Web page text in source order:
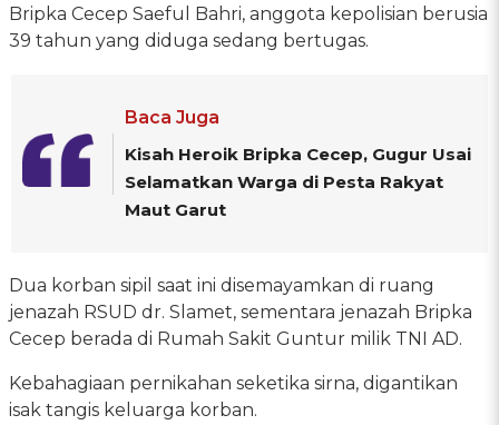
Bripka Cecep Saeful Bahri, anggota kepolisian berusia
39 tahun yang diduga sedang bertugas.
Baca Juga
Kisah Heroik Bripka Cecep, Gugur Usai
Selamatkan Warga di Pesta Rakyat
Maut Garut
Dua korban sipil saat ini disemayamkan di ruang
jenazah RSUD dr. Slamet, sementara jenazah Bripka
Cecep berada di Rumah Sakit Guntur milik TNI AD.
Kebahagiaan pernikahan seketika sirna, digantikan
isak tangis keluarga korban.